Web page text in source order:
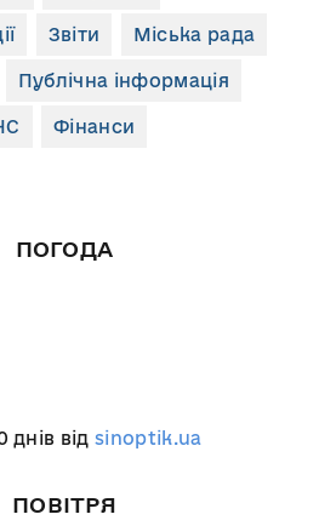
Звіти Міська рада
Публічна інформація
Фінанси
ПОГОДА
днів відsinoptik.ua
ПОВІТРЯ